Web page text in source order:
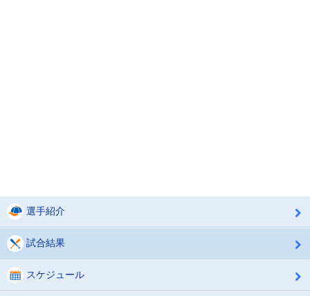
選手紹介
試合結果
スケジュール